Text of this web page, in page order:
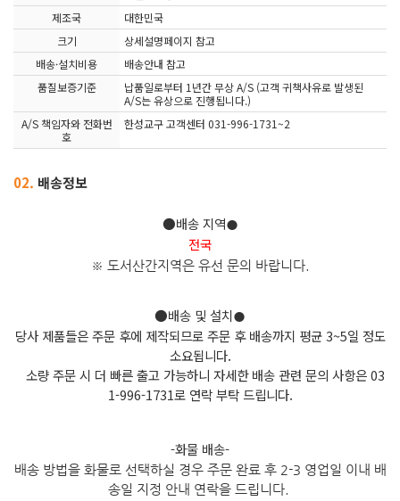
제조국
대한민국
크기
상세설명페이지 참고
배송·설치비용
배송안내 참고
품질보증기준
납품일로부터 1년간 무상 A/S (고객 귀책사유로 발생된
A/S는 유상으로 진행됩니다.)
A/S 책임자와 전화번
호
한성교구 고객센터 031-996-1731~2
02. 배송정보
●배송 지역●
전국
※ 도서산간지역은 유선 문의 바랍니다.
●배송 및 설치●
당사 제품들은 주문 후에 제작되므로 주문 후 배송까지 평균 3~5일 정도
소요됩니다.
소량 주문 시 더 빠른 출고 가능하니 자세한 배송 관련 문의 사항은 03
1-996-1731로 연락 부탁 드립니다.
-화물 배송-
배송 방법을 화물로 선택하실 경우 주문 완료 후 2-3 영업일 이내 배
송일 지정 안내 연락을 드립니다.